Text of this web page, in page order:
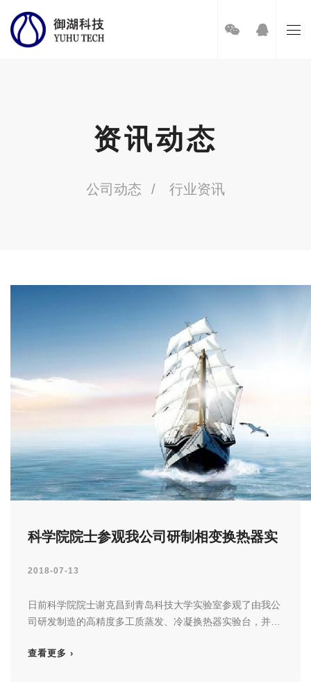
资讯动态
公司动态 行业资讯
科学院院士参观我公司研制相变换热器实
验台
2018-07-13
日前科学院院士谢克昌到青岛科技大学实验室参观了由我公
司研发制造的高精度多工质蒸发、冷凝换热器实验台，并对
查看更多 ›